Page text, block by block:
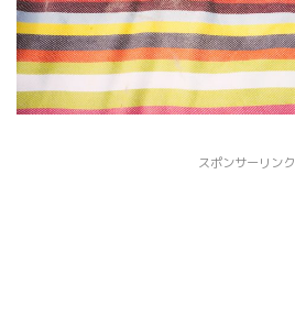
スポンサーリンク